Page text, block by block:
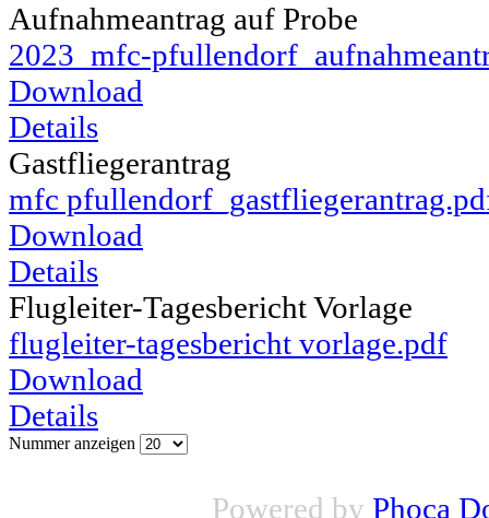
Aufnahmeantrag auf Probe
2023_mfc-
Download
Details
Gastfliegerantrag
mfc
Download
Details
Flugleiter-Tagesbericht Vorlage
flugleiter-tagesbericht vorlage.pdf
Download
Details
Nummer anzeigen
Powered by Phoca